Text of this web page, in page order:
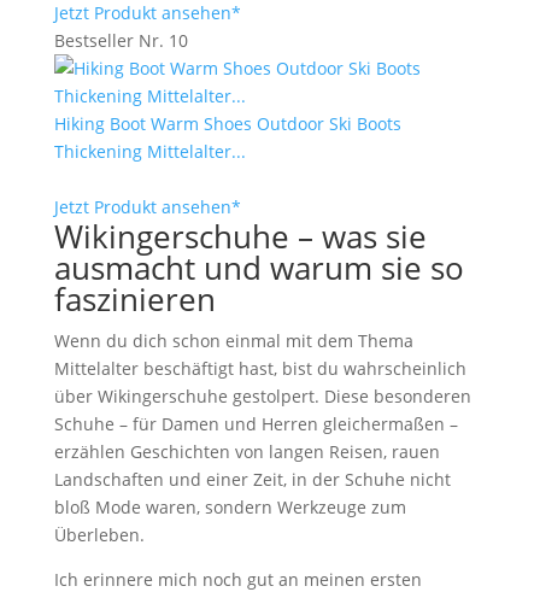
Jetzt Produkt ansehen*
Bestseller Nr. 10
Hiking Boot Warm Shoes Outdoor Ski Boots
Thickening Mittelalter...
Jetzt Produkt ansehen*
Wikingerschuhe – was sie
ausmacht und warum sie so
faszinieren
Wenn du dich schon einmal mit dem Thema
Mittelalter beschäftigt hast, bist du wahrscheinlich
über Wikingerschuhe gestolpert. Diese besonderen
Schuhe – für Damen und Herren gleichermaßen –
erzählen Geschichten von langen Reisen, rauen
Landschaften und einer Zeit, in der Schuhe nicht
bloß Mode waren, sondern Werkzeuge zum
Überleben.
Ich erinnere mich noch gut an meinen ersten